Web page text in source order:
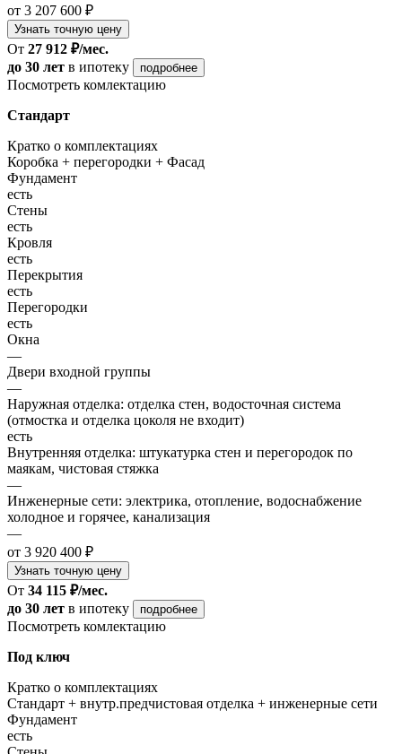
от 3 207 600 ₽
Узнать точную цену
От 27 912 ₽/мес.
до 30 лет в ипотеку подробнее
Посмотреть комлектацию
Стандарт
Кратко о комплектациях
Коробка + перегородки + Фасад
Фундамент
есть
Стены
есть
Кровля
есть
Перекрытия
есть
Перегородки
есть
Окна
—
Двери входной группы
—
Наружная отделка: отделка стен, водосточная система
(отмостка и отделка цоколя не входит)
есть
Внутренняя отделка: штукатурка стен и перегородок по
маякам, чистовая стяжка
—
Инженерные сети: электрика, отопление, водоснабжение
холодное и горячее, канализация
—
от 3 920 400 ₽
Узнать точную цену
От 34 115 ₽/мес.
до 30 лет в ипотеку подробнее
Посмотреть комлектацию
Под ключ
Кратко о комплектациях
Стандарт + внутр.предчистовая отделка + инженерные сети
Фундамент
есть